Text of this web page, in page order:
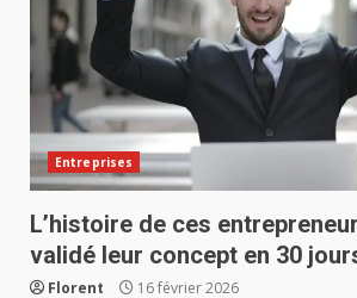
Entreprises
L’histoire de ces
validé leur concept en 30
Florent 16 février 2026